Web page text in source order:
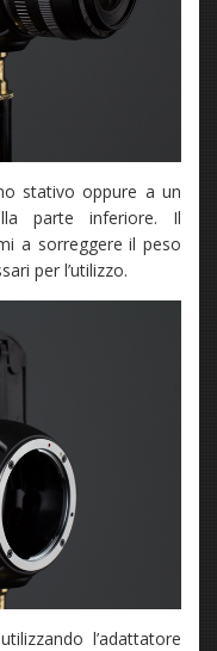
stativo oppure a un
parte inferiore. Il
a sorreggere il peso
per l’utilizzo.
l’adattatore